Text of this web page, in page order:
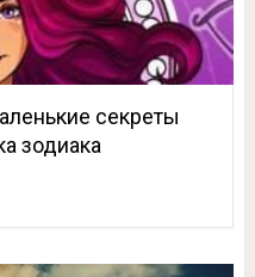
секреты
зодиака